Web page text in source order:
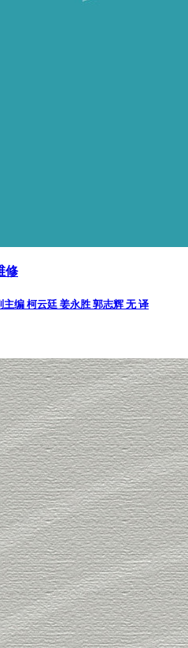
修
编 柯云廷 姜永胜 郭志辉 无 译